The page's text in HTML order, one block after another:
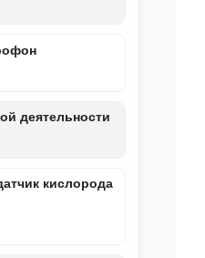
деятельности
кислорода